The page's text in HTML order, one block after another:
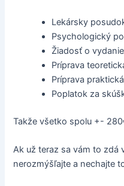
Lekársky
Psychologický
Žiadosť o
Príprava
Príprava
Poplatok za
Takže všetko spolu +-
Ak už teraz sa vám to zdá
nerozmýšľajte a nechajte